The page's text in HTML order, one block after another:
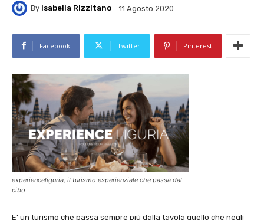
By Isabella Rizzitano 11 Agosto 2020
Facebook Twitter Pinterest
experienceliguria, il turismo esperienziale che passa dal
cibo
E’ un turismo che passa sempre più dalla tavola quello che negli